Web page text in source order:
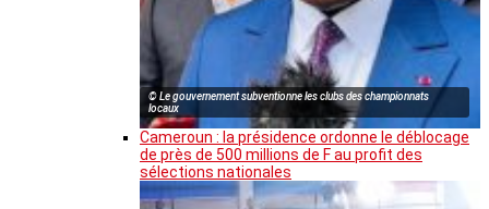
© Le gouvernement subventionne les clubs des championnats
locaux
Cameroun : la présidence ordonne le déblocage
de près de 500 millions de F au profit des
sélections nationales